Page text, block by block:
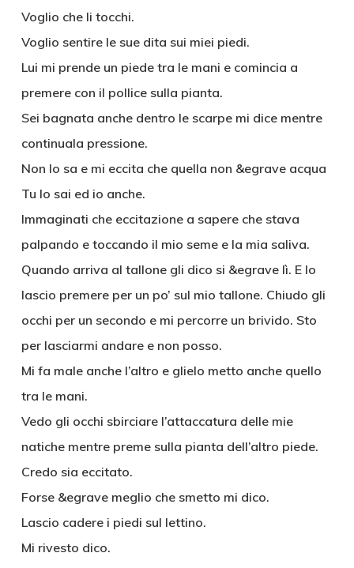
Voglio che li tocchi.
Voglio sentire le sue dita sui miei piedi.
Lui mi prende un piede tra le mani e comincia a
premere con il pollice sulla pianta.
Sei bagnata anche dentro le scarpe mi dice mentre
continuala pressione.
Non lo sa e mi eccita che quella non &egrave acqua
Tu lo sai ed io anche.
Immaginati che eccitazione a sapere che stava
palpando e toccando il mio seme e la mia saliva.
Quando arriva al tallone gli dico si &egrave lì. E lo
lascio premere per un po’ sul mio tallone. Chiudo gli
occhi per un secondo e mi percorre un brivido. Sto
per lasciarmi andare e non posso.
Mi fa male anche l’altro e glielo metto anche quello
tra le mani.
Vedo gli occhi sbirciare l’attaccatura delle mie
natiche mentre preme sulla pianta dell’altro piede.
Credo sia eccitato.
Forse &egrave meglio che smetto mi dico.
Lascio cadere i piedi sul lettino.
Mi rivesto dico.